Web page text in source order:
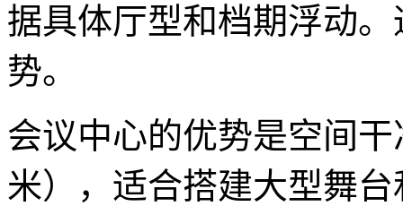
据具体厅型和档期浮动
势。
会议中心的优势是空间
米），适合搭建大型舞